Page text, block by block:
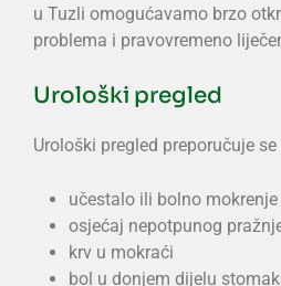
u Tuzli omogućavamo brzo
problema i pravovremeno
Urološki pregled
Urološki pregled preporučuje
učestalo ili bolno mokrenje
osjećaj nepotpunog
krv u mokraći
bol u donjem dijelu